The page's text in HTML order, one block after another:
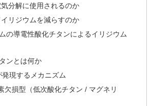
分解に使用されるのか
リジウムを減らすのか
の導電性酸化チタンによるイリジウム
ンとは何か
現するメカニズム
欠損型（低次酸化チタン / マグネリ